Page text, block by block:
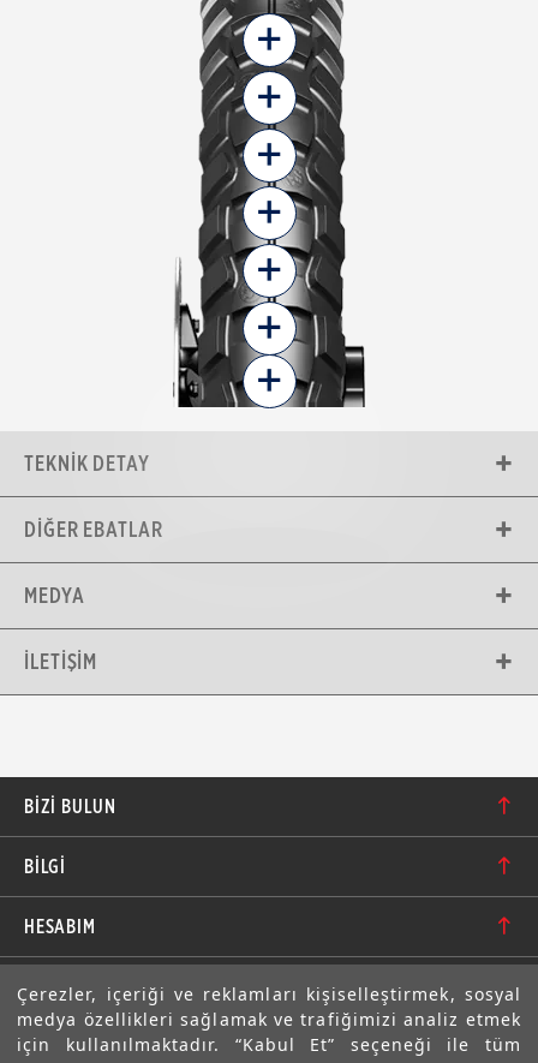
Çerezler, içeriği ve reklamları kişiselleştirmek, sosyal
medya özellikleri sağlamak ve trafiğimizi analiz etmek
için kullanılmaktadır. “Kabul Et” seçeneği ile tüm
+
+
+
+
+
+
+
TEKNIK DETAY
DIĞER EBATLAR
MEDYA
İLETIŞIM
BIZI BULUN
bilgi@motolastik.com
+90 549 549 66 86
+90 232 462 08 42
BİLGİ
Banka Hesap Numaraları
Teknik Bilgi
HESABIM
Siparişler
Adresler
E-BÜLTEN
Abone olarak aramıza katılın. Avantajlardan ve indirimlerden
ilk sizin haberiniz olsun!